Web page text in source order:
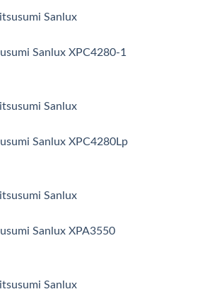
Sanlux XPC4280-1
Sanlux XPC4280Lp
Sanlux XPA3550